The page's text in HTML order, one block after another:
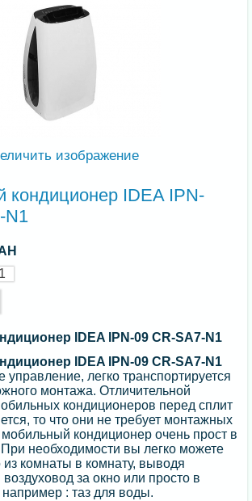
изображение
кондиционер IDEA IPN-
N1
IDEA IPN-09 CR-SA7-N1
IDEA IPN-09 CR-SA7-N1
управление, легко транспортируется
монтажа. Отличительной
кондиционеров перед сплит
то что они не требует монтажных
кондиционер очень прост в
необходимости вы легко можете
комнаты в комнату, выводя
за окно или просто в
например : таз для воды.